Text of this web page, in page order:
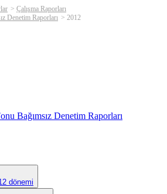
Çalışma Raporları
Denetim Raporları
2012
Bağımsız Denetim Raporları
dönemi